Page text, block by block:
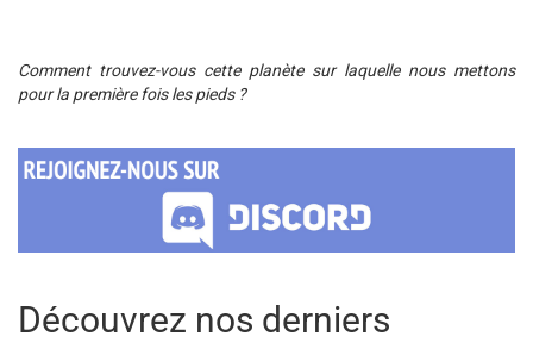
Comment trouvez-vous cette planète sur laquelle nous mettons
pour la première fois les pieds ?
Découvrez nos derniers